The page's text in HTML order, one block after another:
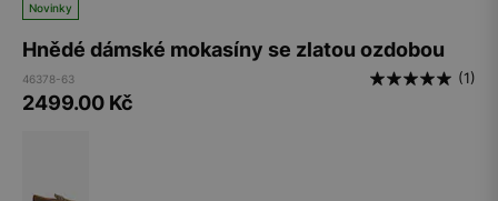
Novinky
Hnědé dámské mokasíny se zlatou ozdobou
46378-63 (1)
2499.00 Kč